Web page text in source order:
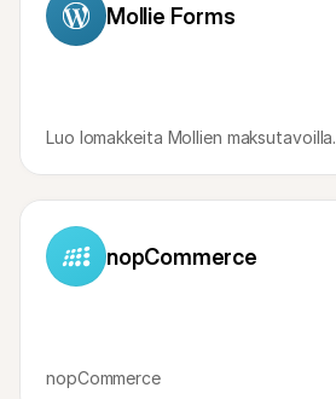
Mollie Forms
Luo lomakkeita Mollien maksutavoilla.
nopCommerce
nopCommerce